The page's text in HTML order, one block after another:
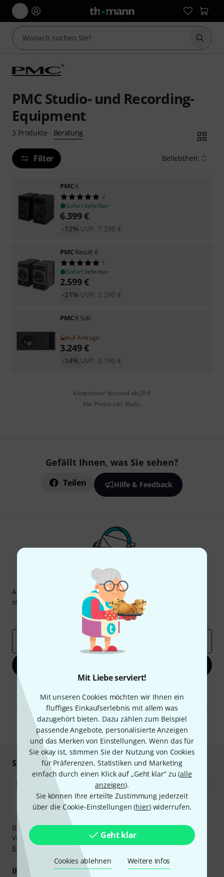
Mit Liebe serviert!
Mit unseren Cookies möchten wir Ihnen ein
fluffiges Einkaufserlebnis mit allem was
dazugehört bieten. Dazu zählen zum Beispiel
passende Angebote, personalisierte Anzeigen
und das Merken von Einstellungen. Wenn das für
Sie okay ist, stimmen Sie der Nutzung von Cookies
für Präferenzen, Statistiken und Marketing
einfach durch einen Klick auf „Geht klar“ zu (alle
anzeigen).
Sie können Ihre erteilte Zustimmung jederzeit
über die Cookie-Einstellungen (hier) widerrufen.
Geht klar
Cookies ablehnen Weitere Infos
Suche
PMC Studio- und Recording-
Equipment
3 Produkte · Beratung
Filter Beliebtheit
PMC6
2
Sofort lieferbar
6.399€
UVP: 7.290 €
-12%
PMCResult 6
1
Sofort lieferbar
2.599€
UVP: 3.290 €
-21%
PMC8 Sub
Auf Anfrage
3.249€
UVP: 3.790 €
-14%
Kostenloser Versand ab 29 €
Alle Preise inkl. MwSt.
Gefällt Ihnen, was Sie sehen?
Teilen Hilfe & Feedback
Thomann Newsletter
Abonniere den Thomann Newsletter und gewinne mit
etwas Glück einen von 50 Gutscheinenüber jeweils
Inspirierende Beiträge
Deals
Mit Klick auf „Jetzt anmelden“ stimmen Sie dem Erhalt von E-Mail-
Werbung und einer Messung des E-Mail-Nutzungsverhaltens zu. Die
Abmeldung ist jederzeit möglich. Weitere Informationen finden Sie in
unserenDatenschutzhinweisen.
* Pflichtfeld
Sicher einkaufen & bezahlen
Bezahlen Sie vertraulich und sicher per Nachnahme,
Vorkasse, PayPal, Amazon Pay,Klarna Sofort bezahlen ,
Klarna Ratenzahlungoder Kreditkarte.
Ihre Vorteile